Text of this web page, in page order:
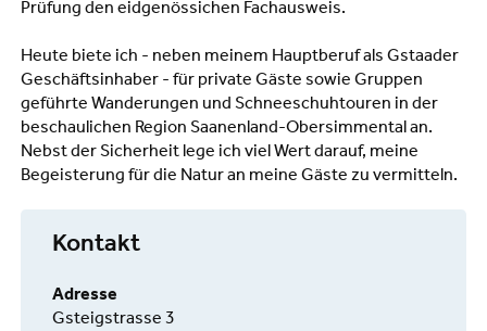
Prüfung den eidgenössichen Fachausweis.
Heute biete ich - neben meinem Hauptberuf als Gstaader
Geschäftsinhaber - für private Gäste sowie Gruppen
geführte Wanderungen und Schneeschuhtouren in der
beschaulichen Region Saanenland-Obersimmental an.
Nebst der Sicherheit lege ich viel Wert darauf, meine
Begeisterung für die Natur an meine Gäste zu vermitteln.
Kontakt
Adresse
Gsteigstrasse 3